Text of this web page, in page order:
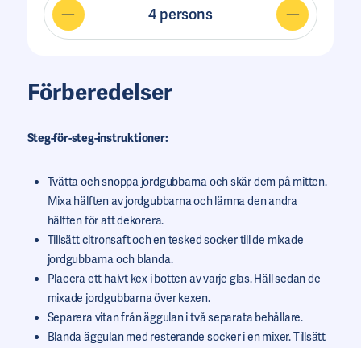
4 persons
Förberedelser
Steg-för-steg-instruktioner:
Tvätta och snoppa jordgubbarna och skär dem på mitten.
Mixa hälften av jordgubbarna och lämna den andra
hälften för att dekorera.
Tillsätt citronsaft och en tesked socker till de mixade
jordgubbarna och blanda.
Placera ett halvt kex i botten av varje glas. Häll sedan de
mixade jordgubbarna över kexen.
Separera vitan från äggulan i två separata behållare.
Blanda äggulan med resterande socker i en mixer. Tillsätt